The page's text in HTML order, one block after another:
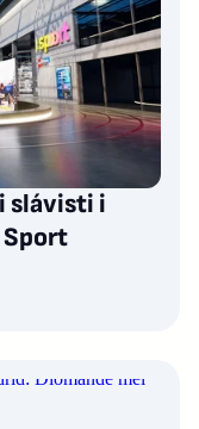
slávisti i
Sport